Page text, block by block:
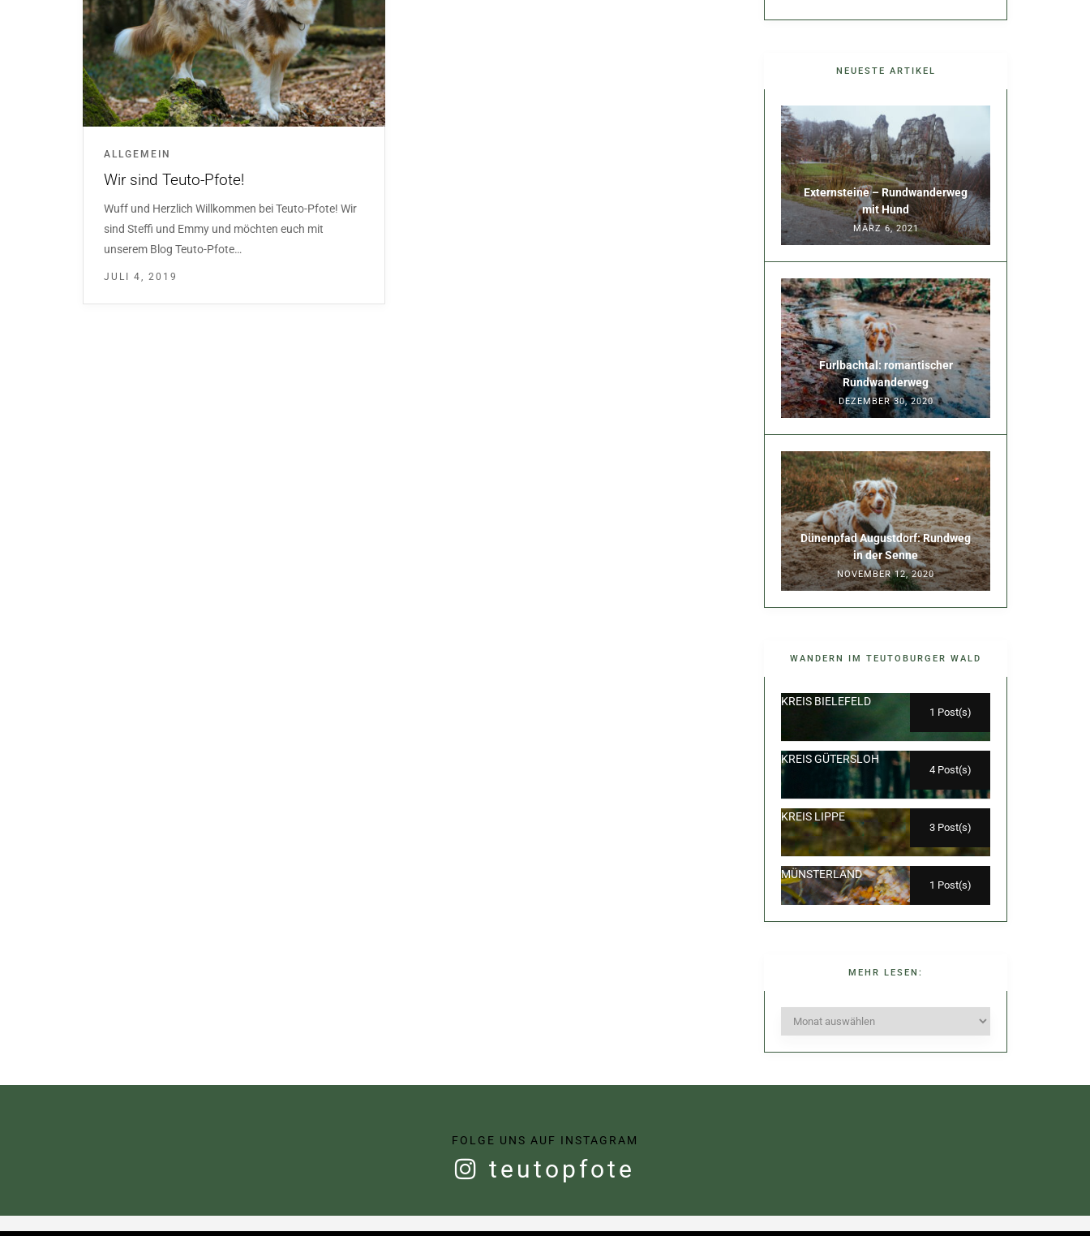
ALLGEMEIN
Wir sind Teuto-Pfote!
Wuff und Herzlich Willkommen bei Teuto-Pfote! Wir
sind Steffi und Emmy und möchten euch mit
unserem Blog Teuto-Pfote…
JULI 4, 2019
NEUESTE ARTIKEL
Externsteine – Rundwanderweg
mit Hund
MÄRZ 6, 2021
Furlbachtal: romantischer
Rundwanderweg
DEZEMBER 30, 2020
Dünenpfad Augustdorf: Rundweg
in der Senne
NOVEMBER 12, 2020
WANDERN IM TEUTOBURGER WALD
KREIS BIELEFELD
1 Post(s)
KREIS GÜTERSLOH
4 Post(s)
KREIS LIPPE
3 Post(s)
MÜNSTERLAND
1 Post(s)
MEHR LESEN:
Mehr
lesen:
FOLGE UNS AUF INSTAGRAM
teutopfote